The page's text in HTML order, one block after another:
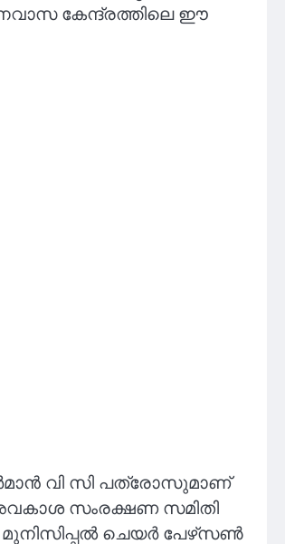
കേന്ദ്രത്തിലെ ഈ
വി സി പത്രോസുമാണ്
സംരക്ഷണ സമിതി
മുനിസിപ്പൽ ചെയർ പേഴ്‌സൺ